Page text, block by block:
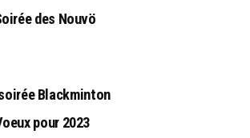
des Nouvö
Blackminton
pour 2023